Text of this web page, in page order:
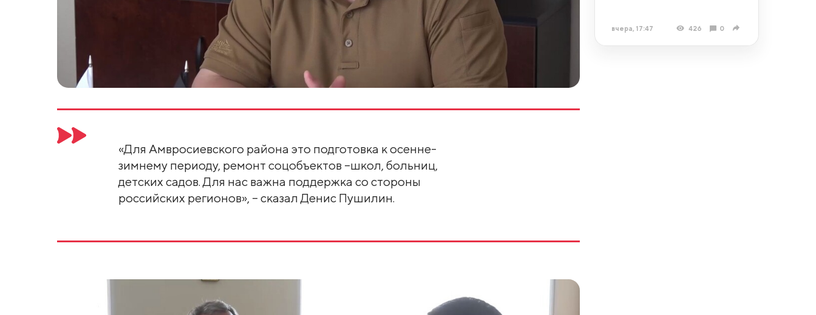
«Для Амвросиевского района это подготовка к осенне-
зимнему периоду, ремонт соцобъектов –школ, больниц,
детских садов. Для нас важна поддержка со стороны
российских регионов», – сказал Денис Пушилин.
вчера, 17:47 426 0